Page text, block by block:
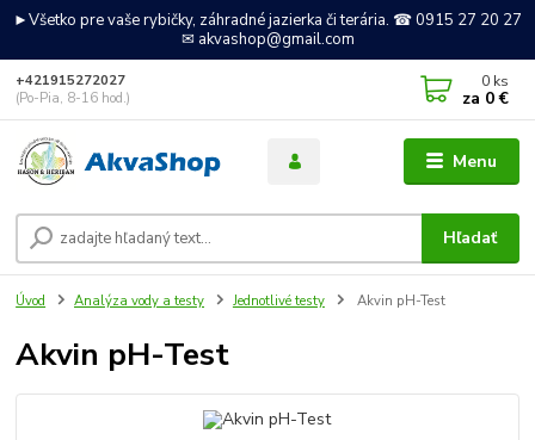
►Všetko pre vaše rybičky, záhradné jazierka či terária. ☎ 0915 27 20 27
✉ akvashop@gmail.com
Menu
Hľadať
+421915272027
(Po-Pia, 8-16 hod.)
0 ks
za 0 €
Úvod Analýza vody a testy Jednotlivé testy Akvin pH-Test
Akvin pH-Test